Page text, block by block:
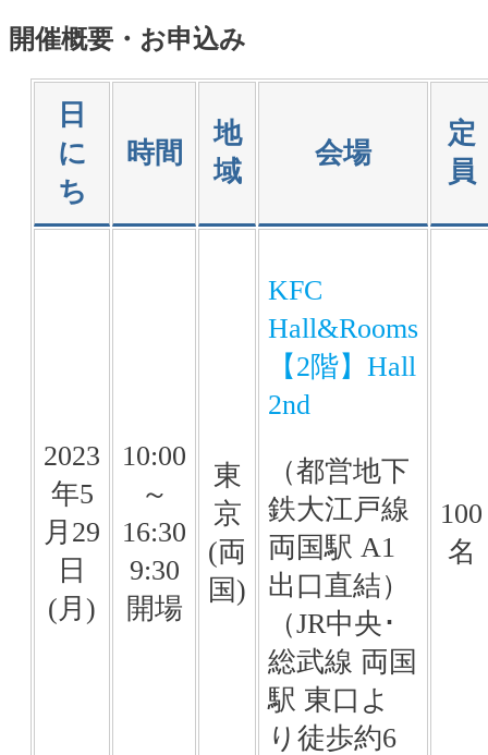
開催概要・お申込み
日
に
ち
時間
地
域
会場
定
員
2023
年5
月29
日
(月)
10:00
～
16:30
9:30
開場
東
京
(両
国)
KFC
Hall&Rooms
【2階】Hall
2nd
（都営地下
鉄大江戸線
両国駅 A1
出口直結）
（JR中央･
総武線 両国
駅 東口よ
り徒歩約6
100
名